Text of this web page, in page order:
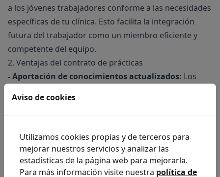
a los jóvenes trabajadores conforme a las necesidades
específicas de tu clínica. Esto facilita la integración
futura del trabajador como un miembro eficiente y
competente del equipo.
2. Ventajas del contrato de prácticas
- Aportación de conocimientos actualizados: Los
prácticas suelen traer consigo conocimientos
recientes y actualizados, adquiridos en sus estudios.
metodologías a tu clínica.
- Reducción de costes laborales:Aunque el salario de
los trabajadores en prácticas es menor que el de un
Aviso de cookies
Utilizamos cookies propias y de terceros para
mejorar nuestros servicios y analizar las
estadísticas de la página web para mejorarla.
Para más información visite nuestra política de